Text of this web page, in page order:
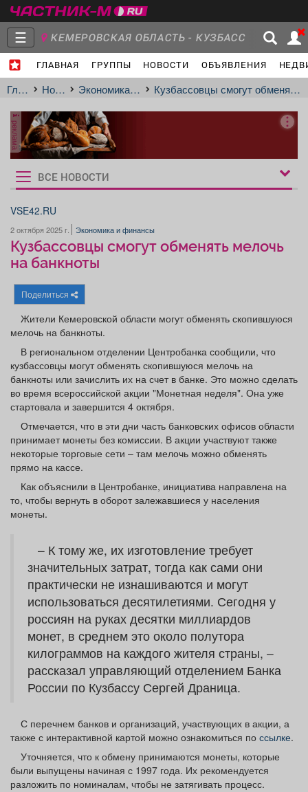
☰ КЕМЕРОВСКАЯ ОБЛАСТЬ - КУЗБАСС
ГЛАВНАЯ ГРУППЫ НОВОСТИ ОБЪЯВЛЕНИЯ
Главная
Объявления Недвижимость Услуги
Работа
Афиша Обучение Проекты
Товары Поздравления Погода
ТВ программа
Главная Новости Экономика и финансы Кузбассовцы смогут обменять мелочь на банкноты
реклама
Рукбрики
новостей
ВСЕ НОВОСТИ
VSE42.RU
2 октября 2025 г. Экономика и финансы
Кузбассовцы смогут обменять мелочь
на банкноты
Поделиться
Жители Кемеровской области могут обменять скопившуюся
мелочь на банкноты.
В региональном отделении Центробанка сообщили, что
кузбассовцы могут обменять скопившуюся мелочь на
банкноты или зачислить их на счет в банке. Это можно сделать
во время всероссийской акции "Монетная неделя". Она уже
стартовала и завершится 4 октября.
Отмечается, что в эти дни часть банковских офисов области
принимает монеты без комиссии. В акции участвуют также
некоторые торговые сети – там мелочь можно обменять
прямо на кассе.
Как объяснили в Центробанке, инициатива направлена на
то, чтобы вернуть в оборот залежавшиеся у населения
монеты.
– К тому же, их изготовление требует
значительных затрат, тогда как сами они
практически не изнашиваются и могут
использоваться десятилетиями. Сегодня у
россиян на руках десятки миллиардов
монет, в среднем это около полутора
килограммов на каждого жителя страны, –
рассказал управляющий отделением Банка
России по Кузбассу Сергей Драница.
С перечнем банков и организаций, участвующих в акции, а
также с интерактивной картой можно ознакомиться по ссылке.
Уточняется, что к обмену принимаются монеты, которые
были выпущены начиная с 1997 года. Их рекомендуется
разложить по номиналам, чтобы не затягивать процесс.